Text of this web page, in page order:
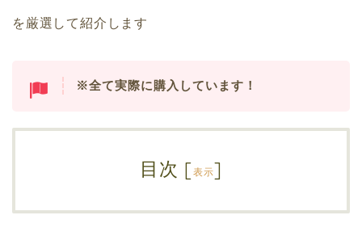
を厳選して紹介します
※全て実際に購入しています！
目次 [表示]